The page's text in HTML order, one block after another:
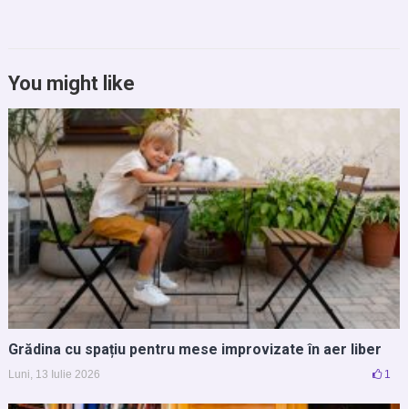
You might like
Grădina cu spațiu pentru mese improvizate în aer liber
Luni, 13 Iulie 2026 1